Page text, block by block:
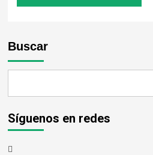
Buscar
Síguenos en redes